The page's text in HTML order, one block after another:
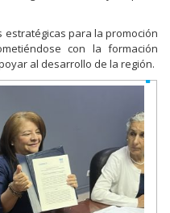
para la promoción
con la formación
al desarrollo de la región.